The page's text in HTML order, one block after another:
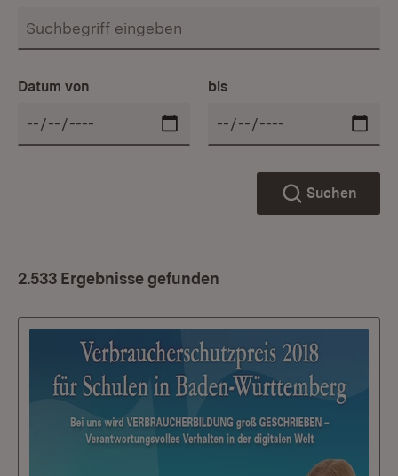
Datum von bis
Suchen
2.533 Ergebnisse gefunden